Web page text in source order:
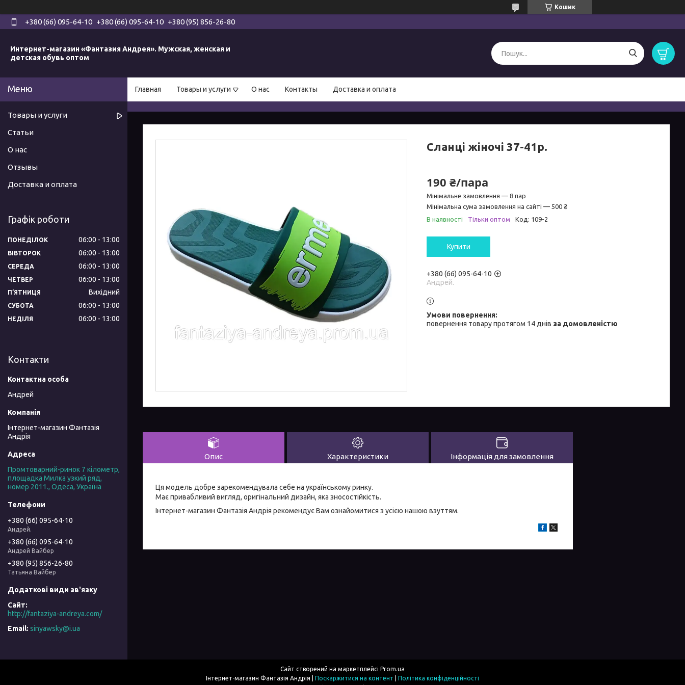
Кошик
+380 (66) 095-64-10 +380 (66) 095-64-10 +380 (95) 856-26-80
Интернет-магазин «Фантазия Андрея». Мужская, женская и
детская обувь оптом
Главная Товары и услуги О нас Контакты Доставка и оплата
Сланці жіночі 37-41р.
190 ₴/пара
Мінімальне замовлення — 8 пар
Мінімальна сума замовлення на сайті — 500 ₴
В наявності
Тільки оптом Код: 109-2
Купити
+380 (66) 095-64-10
Андрей.
повернення товару протягом 14 днів за домовленістю
Опис Характеристики Інформація для замовлення
Ця модель добре зарекомендувала себе на українському ринку.
Має привабливий вигляд, оригінальний дизайн, яка зносостійкість.
Інтернет-магазин Фантазія Андрія рекомендує Вам ознайомитися з усією нашою взуттям.
Товары и услуги
Статьи
О нас
Отзывы
Доставка и оплата
Графік роботи
ПОНЕДІЛОК 06:00 13:00
ВІВТОРОК 06:00 13:00
СЕРЕДА 06:00 13:00
ЧЕТВЕР 06:00 13:00
ПʼЯТНИЦЯ Вихідний
СУБОТА 06:00 13:00
НЕДІЛЯ 06:00 13:00
Контакти
Андрей
Інтернет-магазин Фантазія
Андрія
Промтоварний-ринок 7 кілометр,
площадка Милка узкий ряд,
номер 2011., Одеса, Україна
+380 (66) 095-64-10
Андрей.
+380 (66) 095-64-10
Андрей Вайбер
+380 (95) 856-26-80
Татьяна Вайбер
http://fantaziya-andreya.com/
sinyawsky@i.ua
Сайт створений на маркетплейсі Prom.ua
Поскаржитися на контент
Політика конфіденційності